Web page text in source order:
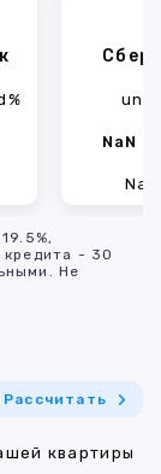
NaN
кредита - 30
Не
Рассчитать
квартиры